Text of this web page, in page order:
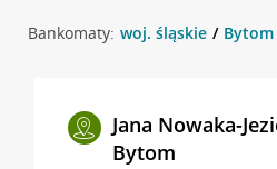
Bankomaty: woj. śląskie Bytom
Jana Nowaka-
Bytom